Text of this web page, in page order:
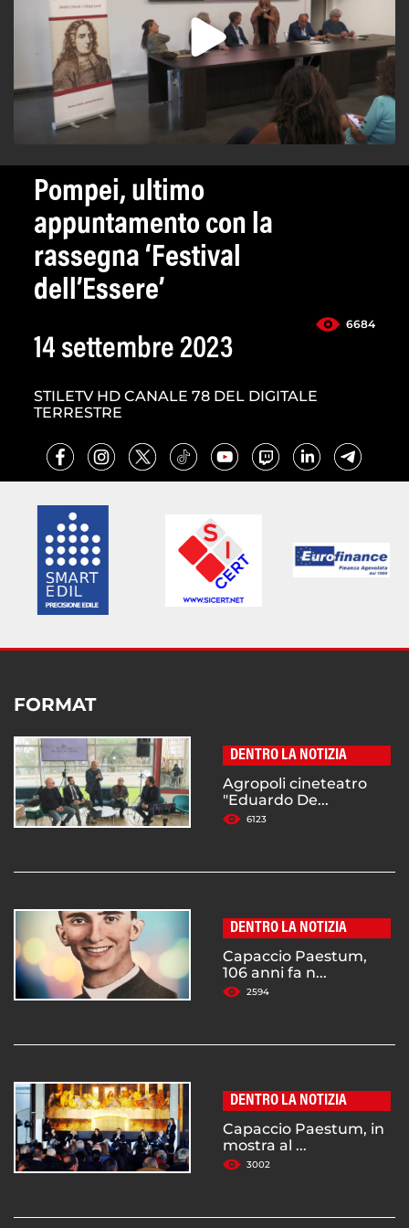
Pompei, ultimo
appuntamento con la
rassegna ‘Festival
dell’Essere’
6684
14 settembre 2023
STILETV HD CANALE 78 DEL DIGITALE
TERRESTRE
FORMAT
DENTRO LA NOTIZIA
Agropoli cineteatro
"Eduardo De...
6123
DENTRO LA NOTIZIA
Capaccio Paestum,
106 anni fa n...
2594
DENTRO LA NOTIZIA
Capaccio Paestum, in
mostra al ...
3002